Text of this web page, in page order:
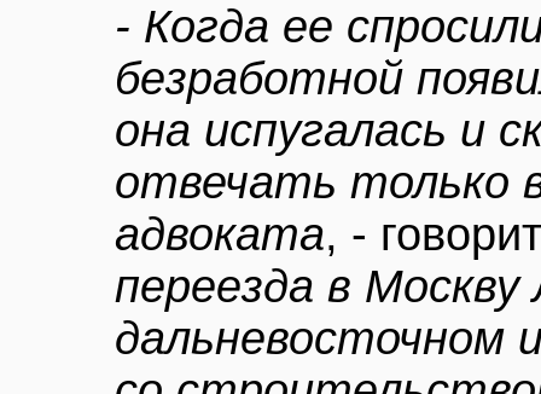
- Когда ее
безработной
она испугалась и
отвечать только
адвоката, -
переезда в
дальневосточном